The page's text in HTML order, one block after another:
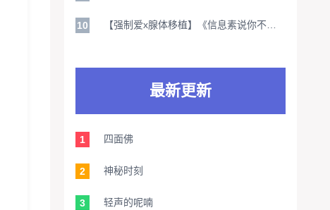
10
最新更新
1 四面佛
2 神秘时刻
3 轻声的呢喃